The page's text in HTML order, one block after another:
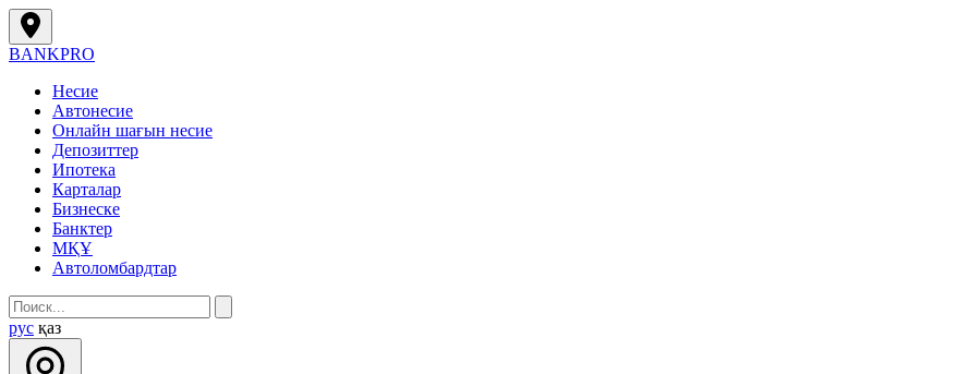
BANKPRO
Несие
Автонесие
Онлайн шағын несие
Депозиттер
Ипотека
Карталар
Бизнеске
Банктер
МҚҰ
Автоломбардтар
рус қаз